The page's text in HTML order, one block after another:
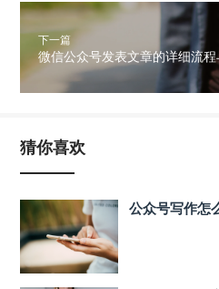
下一篇
微信公众号发表文章的详细流
猜你喜欢
公众号写作怎